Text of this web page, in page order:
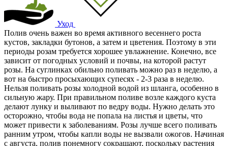
Уход
Полив очень важен во время активного весеннего роста
кустов, закладки бутонов, а затем и цветения. Поэтому в эти
периоды розам требуется хорошее увлажнение. Конечно, все
зависит от погодных условий и почвы, на которой растут
розы. На суглинках обильно поливать можно раз в неделю, а
вот на быстро просыхающих супесях - 2-3 раза в неделю.
Нельзя поливать розы холодной водой из шланга, особенно в
сильную жару. При правильном поливе возле каждого куста
делают лунку и выливают по ведру воды. Нужно делать это
осторожно, чтобы вода не попала на листья и цветы, что
может привести к заболеваниям. Розы лучше всего поливать
ранним утром, чтобы капли воды не вызвали ожогов. Начиная
с августа, полив понемногу сокращают, поскольку растения